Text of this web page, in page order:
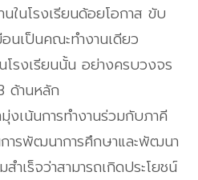
ในโรงเรียนด้อยโอกาส ขับ
นเป็นคณะทำงานเดียว
โรงเรียนนั้น อย่างครบวงจร
ด้านหลัก
เน้นการทำงานร่วมกับภาคี
ารพัฒนาการศึกษาและพัฒนา
ำเร็จว่าสามารถเกิดประโยชน์